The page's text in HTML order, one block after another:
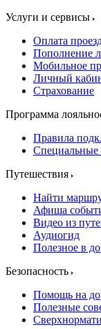
Услуги и сервисы
Оплата
Пополнение
Мобильное
Личный
Страхование
Программа
Правила
Специальные
Путешествия
Найти
Афиша
Видео из
Аудиогид
Полезное в
Безопасность
Помощь на
Полезные